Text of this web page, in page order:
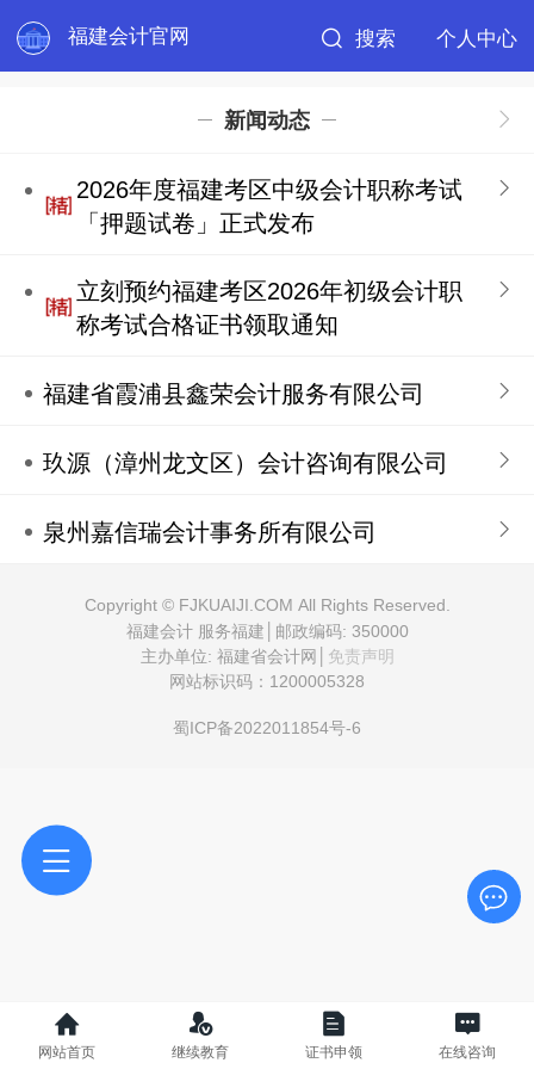
福建会计官网 搜索 个人中心
新闻动态
2026年度福建考区中级会计职称考试
「押题试卷」正式发布
立刻预约福建考区2026年初级会计职
称考试合格证书领取通知
福建省霞浦县鑫荣会计服务有限公司
玖源（漳州龙文区）会计咨询有限公司
泉州嘉信瑞会计事务所有限公司
Copyright © FJKUAIJI.COM All Rights Reserved.
福建会计 服务福建│邮政编码: 350000
主办单位: 福建省会计网│ 免责声明
网站标识码：1200005328
蜀ICP备2022011854号-6
网站首页 继续教育 证书申领 在线咨询